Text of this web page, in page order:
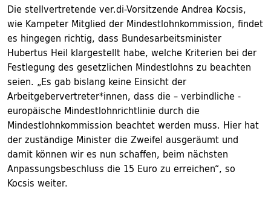
Die stellvertretende ver.di-Vorsitzende Andrea Kocsis,
wie Kampeter Mitglied der Mindestlohnkommission, findet
es hingegen richtig, dass Bundesarbeitsminister
Hubertus Heil klargestellt habe, welche Kriterien bei der
Festlegung des gesetzlichen Mindestlohns zu beachten
seien. „Es gab bislang keine Einsicht der
Arbeitgebervertreter*innen, dass die – verbindliche -
europäische Mindestlohnrichtlinie durch die
Mindestlohnkommission beachtet werden muss. Hier hat
der zuständige Minister die Zweifel ausgeräumt und
damit können wir es nun schaffen, beim nächsten
Anpassungsbeschluss die 15 Euro zu erreichen“, so
Kocsis weiter.